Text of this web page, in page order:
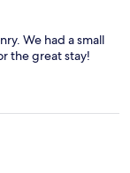
We had a small
the great stay!